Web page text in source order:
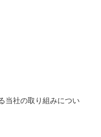
当社の取り組みについ